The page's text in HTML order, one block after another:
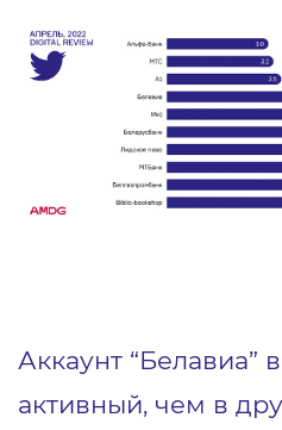
Аккаунт “Белавиа”
активный, чем в